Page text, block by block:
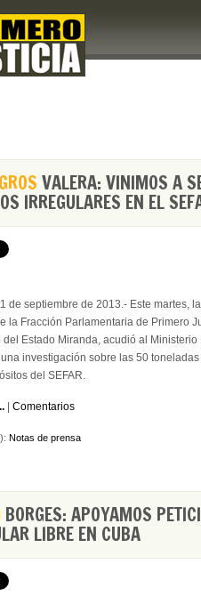
VALERA: VINIMOS A
IRREGULARES EN EL
de septiembre de 2013.- Este martes,
la Fracción Parlamentaria de Primero
del Estado Miranda, acudió al
investigación sobre las 50
del SEFAR.
Comentarios
Notas de prensa
BORGES: APOYAMOS
LIBRE EN CUBA